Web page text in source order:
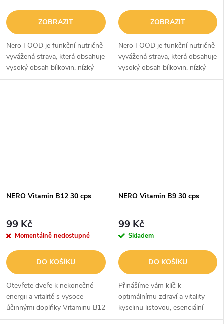
ZOBRAZIT
Nero FOOD je funkční nutričně
vyvážená strava, která obsahuje
vysoký obsah bílkovin, nízký
obsah sacharidů a tuků,
ZOBRAZIT
Nero FOOD je funkční nutričně
vyvážená strava, která obsahuje
vysoký obsah bílkovin, nízký
obsah sacharidů a tuků,
NERO Vitamin B12 30 cps
99 Kč
Momentálně nedostupné
DO KOŠÍKU
Otevřete dveře k nekonečné
energii a vitalitě s vysoce
účinnými doplňky Vitaminu B12
- Cyanokobalaminem!
NERO Vitamin B9 30 cps
99 Kč
Skladem
DO KOŠÍKU
Přinášíme vám klíč k
optimálnímu zdraví a vitality -
kyselinu listovou, esenciální
vitamín B9, který přináší